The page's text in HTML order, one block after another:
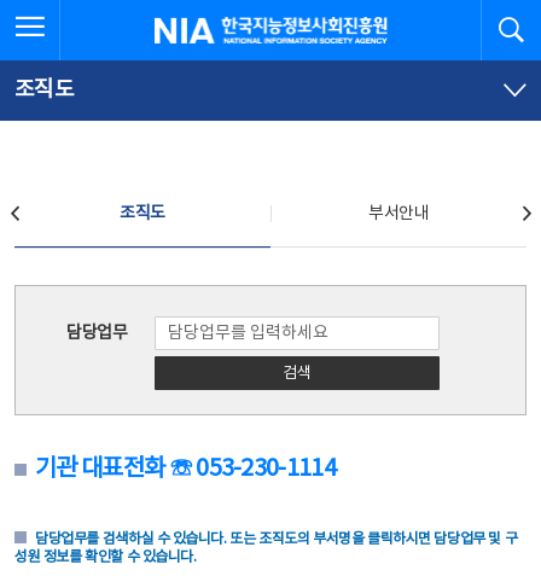
문
로
가
체
뉴
바
가
한국지능정보사회진흥원
조직도
조직도 부서안내
담당업무
검색
기관 대표전화 ☏ 053-230-1114
담당업무를 검색하실 수 있습니다. 또는 조직도의 부서명을 클릭하시면 담당업무 및 구
성원 정보를 확인할 수 있습니다.